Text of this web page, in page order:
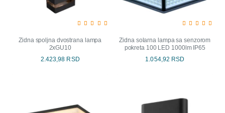
Zidna spoljna dvostrana lampa
2xGU10
2.423,98 RSD
Zidna solarna lampa sa senzorom
pokreta 100 LED 1000lm IP65
1.054,92 RSD